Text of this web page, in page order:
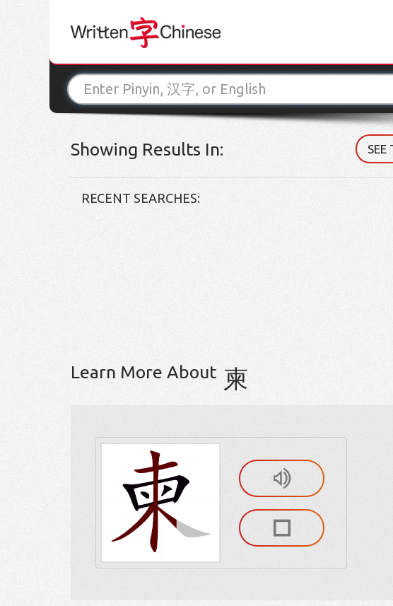
Showing Results In: SEE
RECENT SEARCHES:
Learn More About 柬